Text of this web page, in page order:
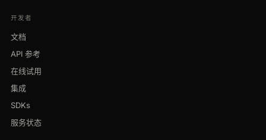
开发者
文档
API 参考
在线试用
集成
SDKs
服务状态